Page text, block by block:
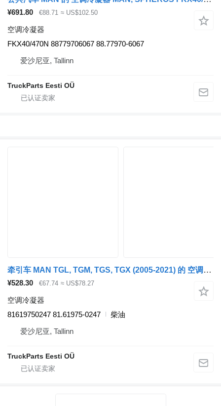
¥691.80 €88.71 ≈ US$102.50
空调冷凝器
FKX40/470N 88779706067 88.77970-6067
爱沙尼亚, Tallinn
TruckParts Eesti OÜ
牵引车 MAN TGL, TGM, TGS, TGX (2005-2021) 的 空调冷凝器 MAN TGX 18.440 (01.07-) 81619750247
¥528.30 €67.74 ≈ US$78.27
空调冷凝器
81619750247 81.61975-0247
柴油
爱沙尼亚, Tallinn
TruckParts Eesti OÜ